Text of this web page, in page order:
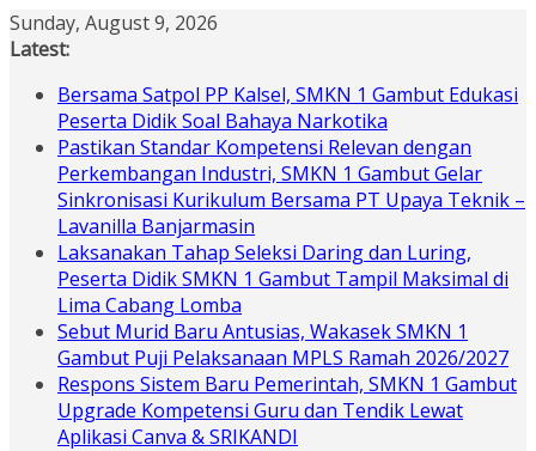
Skip
to
Sunday, August 9, 2026
Latest:
Bersama Satpol PP Kalsel, SMKN 1 Gambut Edukasi
Peserta Didik Soal Bahaya Narkotika
Pastikan Standar Kompetensi Relevan dengan
Perkembangan Industri, SMKN 1 Gambut Gelar
Sinkronisasi Kurikulum Bersama PT Upaya Teknik –
Lavanilla Banjarmasin
Laksanakan Tahap Seleksi Daring dan Luring,
Peserta Didik SMKN 1 Gambut Tampil Maksimal di
Lima Cabang Lomba
Sebut Murid Baru Antusias, Wakasek SMKN 1
Gambut Puji Pelaksanaan MPLS Ramah 2026/2027
Respons Sistem Baru Pemerintah, SMKN 1 Gambut
Upgrade Kompetensi Guru dan Tendik Lewat
Aplikasi Canva & SRIKANDI